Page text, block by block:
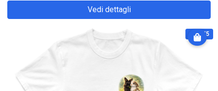
Vedi dettagli
€ 28.75